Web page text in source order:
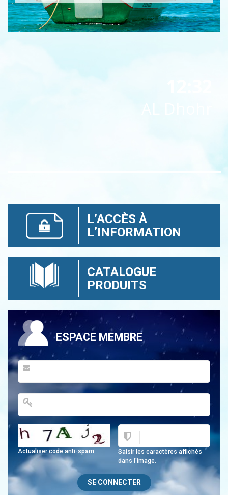
AL Dhohr
L’ACCÈS À
L’INFORMATION
CATALOGUE
PRODUITS
ESPACE MEMBRE
Saisir les caractères affichés
dans l'image.
Actualiser code anti-spam